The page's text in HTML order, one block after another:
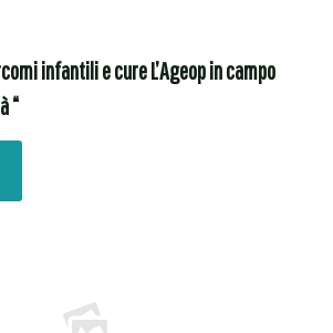
infantili e cure L’Ageop in campo
“